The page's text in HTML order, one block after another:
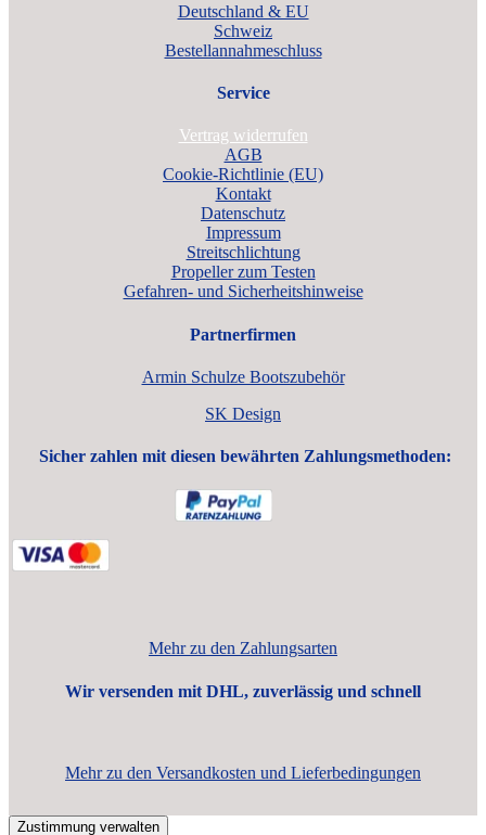
Deutschland & EU
Schweiz
Bestellannahmeschluss
Service
Vertrag widerrufen
AGB
Cookie-Richtlinie (EU)
Kontakt
Datenschutz
Impressum
Streitschlichtung
Propeller zum Testen
Gefahren- und Sicherheitshinweise
Partnerfirmen
Armin Schulze Bootszubehör
SK Design
Sicher zahlen mit diesen bewährten Zahlungsmethoden:
Mehr zu den Zahlungsarten
Wir versenden mit DHL, zuverlässig und schnell
Mehr zu den Versandkosten und Lieferbedingungen
Zustimmung verwalten